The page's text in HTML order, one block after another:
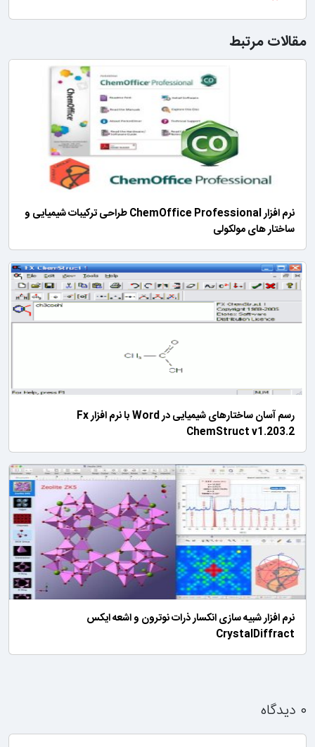
مقالات مرتبط
نرم افزار ChemOffice Professional طراحی ترکیبات شیمیایی و
ساختار های مولکولی
رسم آسان ساختارهای شیمیایی در Word با نرم افزار Fx
ChemStruct v1.203.2
نرم افزار شبیه سازی انکسار ذرات نوترون و اشعه ایکس
CrystalDiffract
۰ دیدگاه